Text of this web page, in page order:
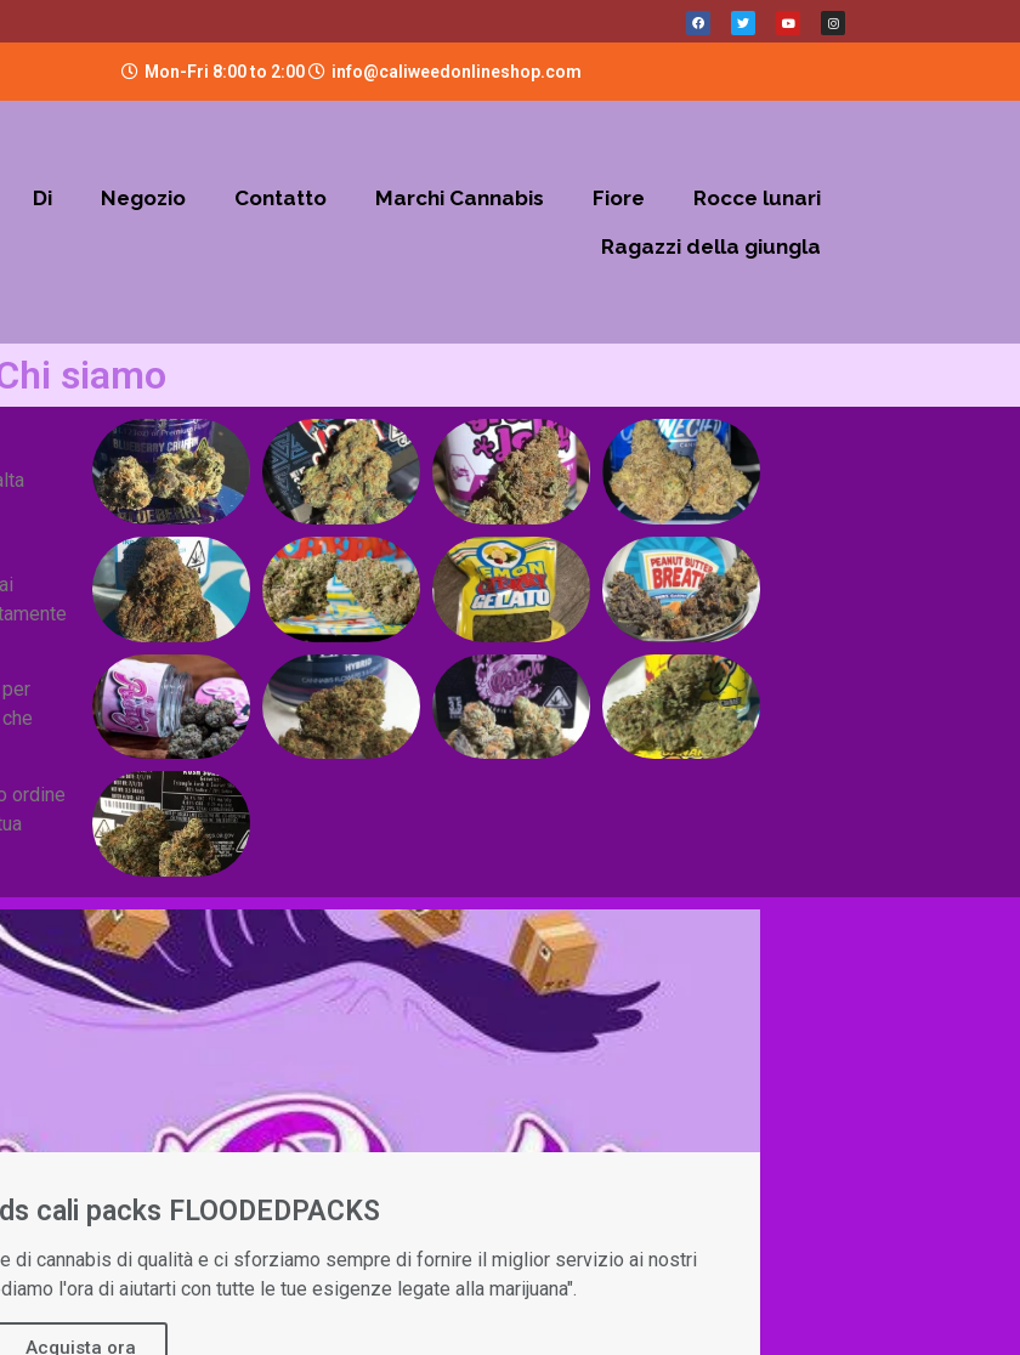
Mon-Fri 8:00 to 2:00 info@caliweedonlineshop.com
Di Negozio Contatto Marchi Cannabis Fiore
Rocce lunari
Ragazzi della giungla
siamo
ordine
cali packs FLOODEDPACKS
cannabis di qualità e ci sforziamo sempre di fornire il miglior servizio ai nostri
l'ora di aiutarti con tutte le tue esigenze legate alla marijuana".
Acquista ora